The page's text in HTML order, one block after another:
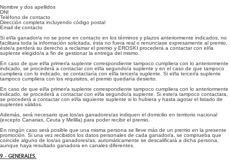
Nombre y dos apellidos
DNI
Teléfono de contacto
Dirección completa incluyendo código postal
Email de contacto
Si el/la ganador/a no se pone en contacto en los términos y plazos anteriormente indicados, no
facilitara toda la información solicitada, ésta no fuera real o renunciase expresamente al premio,
éste/a perderá su derecho a reclamar el premio y EROSKI procederá a contactar con el/la
suplente elegido/a a fin de gestionar la entrega del mismo.
En caso de que el/la primer/a suplente correspondiente tampoco cumpliera con lo anteriormente
indicado, se procederá a contactar con el/la segundo/a suplente y en el caso de que tampoco
cumpliera con lo indicado, se contactaría con el/la tercer/a suplente. Si el/la tercer/a suplente
tampoco cumpliera con los requisitos, el premio quedaría desierto.
En caso de que el/la primer/a suplente correspondiente tampoco cumpliera con lo anteriormente
indicado, se procederá a contactar con el/la segundo/a suplente. Si este/a tampoco contactara,
se procederá a contactar con el/la siguiente suplente si lo hubiera y hasta agotar el listado de
suplentes válidos.
Además, será necesario que los/as ganadores/as indiquen el domicilio en territorio nacional
(excepto Canarias, Ceuta y Melilla) para poder recibir el premio.
En ningún caso será posible que una misma persona se lleve más de un premio en la presente
promoción. Si una vez recibidos los datos personales de cada ganador/a, se comprueba que
coincide alguno de los/as ganadores/as, automáticamente se descalificará a dicha persona,
aunque haya resultado ganadora en canales diferentes.
9.- GENERALES.